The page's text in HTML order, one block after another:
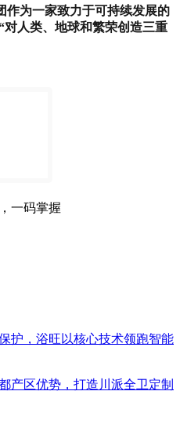
作为一家致力于可持续发展的
人类、地球和繁荣创造三重
一码掌握
护，浴旺以核心技术领跑智能
产区优势，打造川派全卫定制